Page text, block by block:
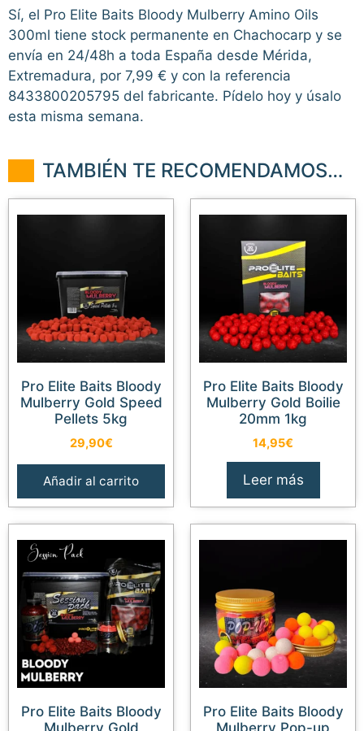
Sí, el Pro Elite Baits Bloody Mulberry Amino Oils
300ml tiene stock permanente en Chachocarp y se
envía en 24/48h a toda España desde Mérida,
Extremadura, por 7,99 € y con la referencia
8433800205795 del fabricante. Pídelo hoy y úsalo
esta misma semana.
TAMBIÉN TE RECOMENDAMOS…
Pro Elite Baits Bloody
Mulberry Gold Speed
Pellets 5kg
29,90€
Añadir al carrito
Pro Elite Baits Bloody
Mulberry Gold Boilie
20mm 1kg
14,95€
Leer más
Pro Elite Baits Bloody
Pro Elite Baits Bloody